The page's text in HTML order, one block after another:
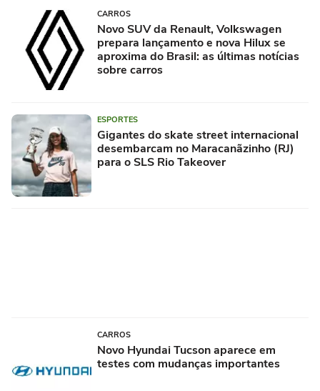
CARROS
Novo SUV da Renault, Volkswagen
prepara lançamento e nova Hilux se
aproxima do Brasil: as últimas notícias
sobre carros
ESPORTES
Gigantes do skate street internacional
desembarcam no Maracanãzinho (RJ)
para o SLS Rio Takeover
CARROS
Novo Hyundai Tucson aparece em
testes com mudanças importantes